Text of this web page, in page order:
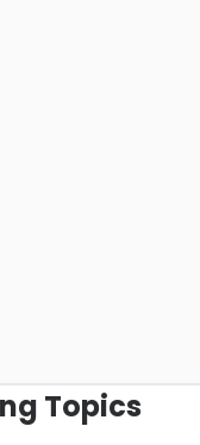
Topics